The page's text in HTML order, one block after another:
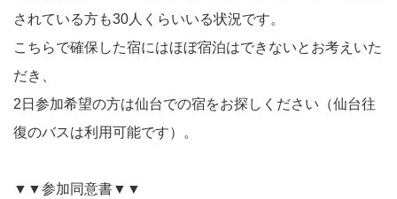
されている方も30人くらいいる状況です。
こちらで確保した宿にはほぼ宿泊はできないとお考えいた
だき、
2日参加希望の方は仙台での宿をお探しください（仙台往
復のバスは利用可能です）。
▼▼参加同意書▼▼